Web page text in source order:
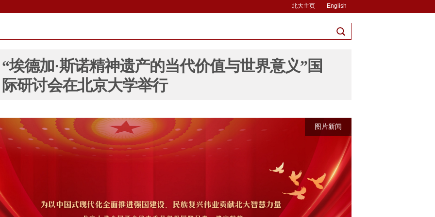
北大主页 English
“埃德加·斯诺精神遗产的当代价值与世界意义”国
际研讨会在北京大学举行
图片新闻
图片新闻
图片新闻
图片新闻